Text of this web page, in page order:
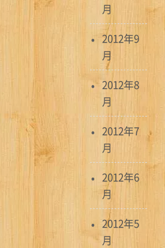
月
2012年9
月
2012年8
月
2012年7
月
2012年6
月
2012年5
月